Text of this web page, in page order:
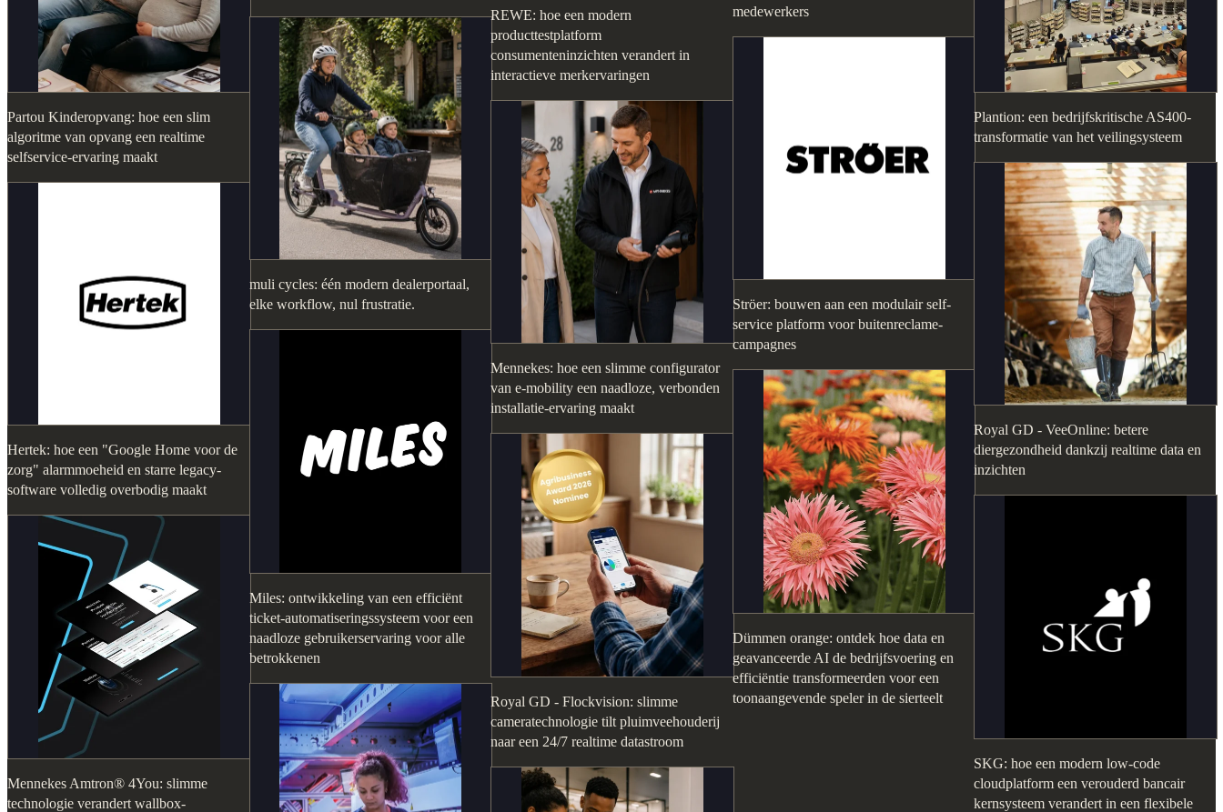
Partou Kinderopvang: hoe een slim
algoritme van opvang een realtime
selfservice-ervaring maakt
Hertek: hoe een "Google Home voor de
zorg" alarmmoeheid en starre legacy-
software volledig overbodig maakt
Mennekes Amtron® 4You: slimme
technologie verandert wallbox-
muli cycles: één modern dealerportaal,
elke workflow, nul frustratie.
Miles: ontwikkeling van een efficiënt
ticket-automatiseringssysteem voor een
naadloze gebruikerservaring voor alle
betrokkenen
REWE: hoe een modern
producttestplatform
consumenteninzichten verandert in
interactieve merkervaringen
Mennekes: hoe een slimme configurator
van e-mobility een naadloze, verbonden
installatie-ervaring maakt
Royal GD - Flockvision: slimme
cameratechnologie tilt pluimveehouderij
naar een 24/7 realtime datastroom
medewerkers
Ströer: bouwen aan een modulair self-
service platform voor buitenreclame-
campagnes
Dümmen orange: ontdek hoe data en
geavanceerde AI de bedrijfsvoering en
efficiëntie transformeerden voor een
toonaangevende speler in de sierteelt
Plantion: een bedrijfskritische AS400-
transformatie van het veilingsysteem
Royal GD - VeeOnline: betere
diergezondheid dankzij realtime data en
inzichten
SKG: hoe een modern low-code
cloudplatform een verouderd bancair
kernsysteem verandert in een flexibele